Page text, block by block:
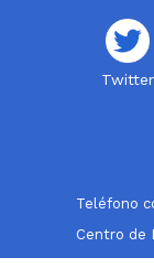
Twitter
Teléfono
Centro de